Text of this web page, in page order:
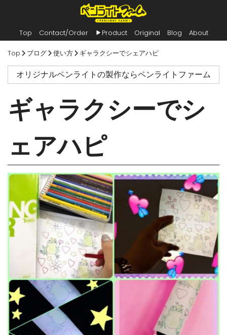
Top Contact/Order Product Original Blog About
Top ブログ 使い方 ギャラクシーでシェアハピ
オリジナルペンライトの製作ならペンライトファーム
ギャラクシーでシ
ェアハピ